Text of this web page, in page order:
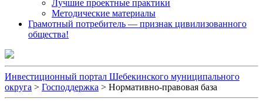
Лучшие проектные практики
Методические материалы
Грамотный потребитель — признак цивилизованного
общества!
Инвестиционный портал Шебекинского муниципального
округа > Господдержка > Нормативно-правовая база